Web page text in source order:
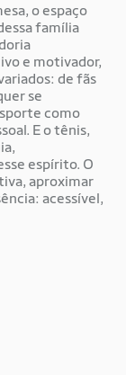
o espaço
família
e motivador,
de fãs
se
como
E o tênis,
espírito. O
aproximar
acessível,